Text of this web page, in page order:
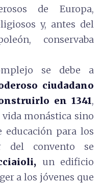
de Europa,
y, antes del
conservaba
se debe a
ciudadano
en 1341,
monástica sino
educación para los
del convento se
un edificio
a los jóvenes que